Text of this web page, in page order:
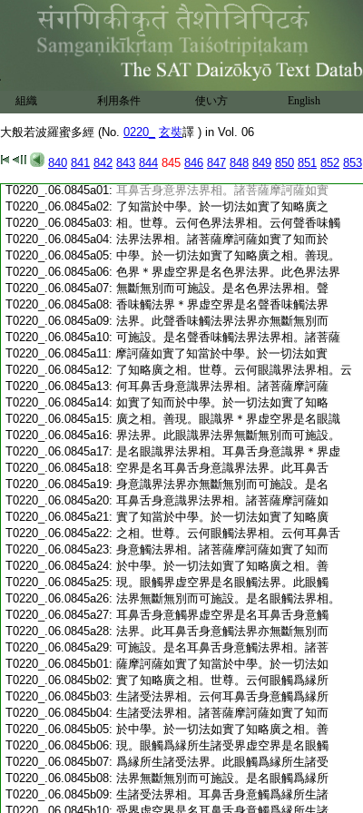
組織 利用条件 使い方 English
大般若波羅蜜多經 (No. 0220_ 玄奘譯 ) in Vol. 06
840 841 842 843 844 845 846 847 848 849 850 851 852 853
T0220_.06.0844c19:名聲香味觸法處法界。此聲香味觸法處法
T0220_.06.0844c20: 界亦無斷無別而可施設。是名聲香味觸法
T0220_.06.0844c21:處法界相。諸菩薩摩訶薩如實了知當於中
T0220_.06.0844c22:
學。於一切法如實了知略廣之相。世尊。云
何眼界法界相。云何耳鼻舌身意界法界相。
諸菩薩摩訶薩如實了知而於中學。於一切
T0220_.06.0844c25:法如實了知略廣之相。善現。眼界 1 界虚空
T0220_.06.0844c26:
界是名眼界法界。此眼界法界無斷無別而
T0220_.06.0844c27:
可施設。是名眼界法界相。耳鼻舌身意界
T0220_.06.0844c28: ＊界虚空界是名耳鼻舌身意界法界。此耳鼻
T0220_.06.0845a01: 耳鼻舌身意界法界相。諸菩薩摩訶薩如實
T0220_.06.0845a02: 了知當於中學。於一切法如實了知略廣之
T0220_.06.0845a03: 相。世尊。云何色界法界相。云何聲香味觸
T0220_.06.0845a04: 法界法界相。諸菩薩摩訶薩如實了知而於
T0220_.06.0845a05: 中學。於一切法如實了知略廣之相。善現。
T0220_.06.0845a06: 色界＊界虚空界是名色界法界。此色界法界
T0220_.06.0845a07: 無斷無別而可施設。是名色界法界相。聲
T0220_.06.0845a08: 香味觸法界＊界虚空界是名聲香味觸法界
T0220_.06.0845a09: 法界。此聲香味觸法界法界亦無斷無別而
T0220_.06.0845a10: 可施設。是名聲香味觸法界法界相。諸菩薩
T0220_.06.0845a11: 摩訶薩如實了知當於中學。於一切法如實
T0220_.06.0845a12: 了知略廣之相。世尊。云何眼識界法界相。云
T0220_.06.0845a13: 何耳鼻舌身意識界法界相。諸菩薩摩訶薩
T0220_.06.0845a14: 如實了知而於中學。於一切法如實了知略
T0220_.06.0845a15: 廣之相。善現。眼識界＊界虚空界是名眼識
T0220_.06.0845a16: 界法界。此眼識界法界無斷無別而可施設。
T0220_.06.0845a17: 是名眼識界法界相。耳鼻舌身意識界＊界虚
T0220_.06.0845a18: 空界是名耳鼻舌身意識界法界。此耳鼻舌
T0220_.06.0845a19: 身意識界法界亦無斷無別而可施設。是名
T0220_.06.0845a20: 耳鼻舌身意識界法界相。諸菩薩摩訶薩如
T0220_.06.0845a21: 實了知當於中學。於一切法如實了知略廣
T0220_.06.0845a22: 之相。世尊。云何眼觸法界相。云何耳鼻舌
T0220_.06.0845a23: 身意觸法界相。諸菩薩摩訶薩如實了知而
T0220_.06.0845a24: 於中學。於一切法如實了知略廣之相。善
T0220_.06.0845a25: 現。眼觸界虚空界是名眼觸法界。此眼觸
T0220_.06.0845a26: 法界無斷無別而可施設。是名眼觸法界相。
T0220_.06.0845a27: 耳鼻舌身意觸界虚空界是名耳鼻舌身意觸
T0220_.06.0845a28: 法界。此耳鼻舌身意觸法界亦無斷無別而
T0220_.06.0845a29: 可施設。是名耳鼻舌身意觸法界相。諸菩
T0220_.06.0845b01: 薩摩訶薩如實了知當於中學。於一切法如
T0220_.06.0845b02: 實了知略廣之相。世尊。云何眼觸爲縁所
T0220_.06.0845b03: 生諸受法界相。云何耳鼻舌身意觸爲縁所
T0220_.06.0845b04: 生諸受法界相。諸菩薩摩訶薩如實了知而
T0220_.06.0845b05: 於中學。於一切法如實了知略廣之相。善
T0220_.06.0845b06: 現。眼觸爲縁所生諸受界虚空界是名眼觸
T0220_.06.0845b07: 爲縁所生諸受法界。此眼觸爲縁所生諸受
T0220_.06.0845b08: 法界無斷無別而可施設。是名眼觸爲縁所
T0220_.06.0845b09: 生諸受法界相。耳鼻舌身意觸爲縁所生諸